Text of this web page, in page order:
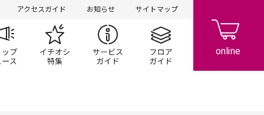
アクセスガイド お知らせ サイトマップ
ン一覧 ショップニュースイチオシ特集 サービスガイドフロアガイド